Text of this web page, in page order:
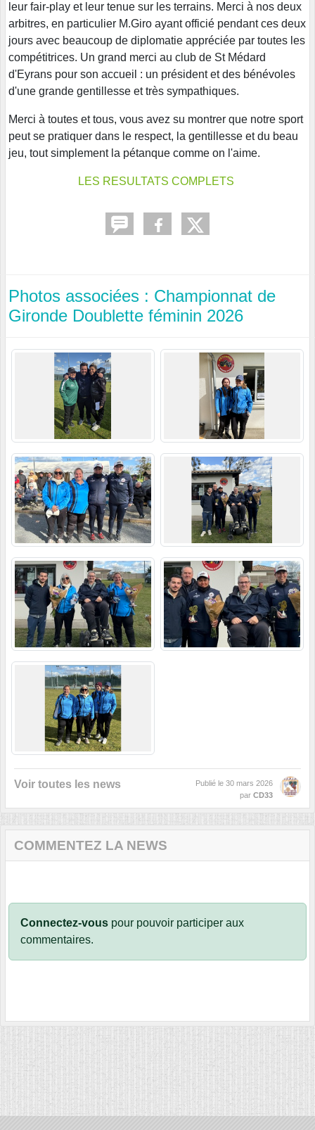
leur fair-play et leur tenue sur les terrains. Merci à nos deux
arbitres, en particulier M.Giro ayant officié pendant ces deux
jours avec beaucoup de diplomatie appréciée par toutes les
compétitrices. Un grand merci au club de St Médard
d'Eyrans pour son accueil : un président et des bénévoles
d'une grande gentillesse et très sympathiques.
Merci à toutes et tous, vous avez su montrer que notre sport
peut se pratiquer dans le respect, la gentillesse et du beau
jeu, tout simplement la pétanque comme on l'aime.
LES RESULTATS COMPLETS
Photos associées : Championnat de
Gironde Doublette féminin 2026
Voir toutes les news Publié le 30 mars 2026
par CD33
COMMENTEZ LA NEWS
Connectez-vous pour pouvoir participer aux
commentaires.